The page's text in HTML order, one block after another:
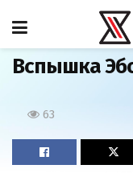
Главная
Вспышка
63